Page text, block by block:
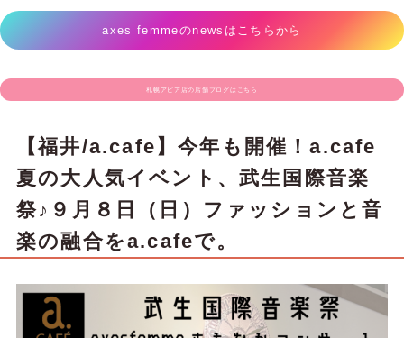
axes femmeのnewsはこちらから
札幌アピア店の店舗ブログはこちら
【福井/a.cafe】今年も開催！a.cafe
夏の大人気イベント、武生国際音楽
祭♪９月８日（日）ファッションと音
楽の融合をa.cafeで。